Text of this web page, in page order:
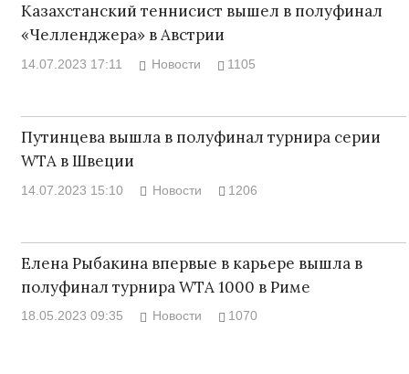
Казахстанский теннисист вышел в полуфинал
«Челленджера» в Австрии
14.07.2023 17:11 Новости 1105
Путинцева вышла в полуфинал турнира серии
WTA в Швеции
14.07.2023 15:10 Новости 1206
Елена Рыбакина впервые в карьере вышла в
полуфинал турнира WTA 1000 в Риме
18.05.2023 09:35 Новости 1070